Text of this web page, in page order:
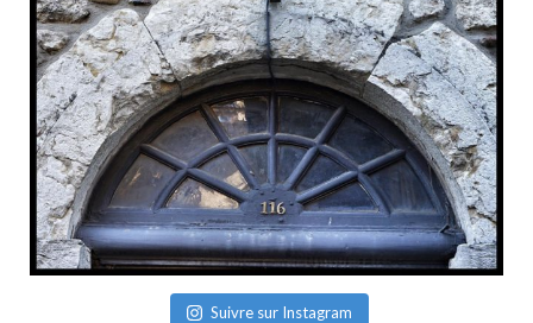
Suivre sur Instagram